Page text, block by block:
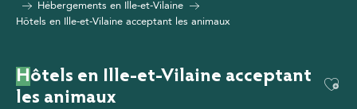
Hébergements en Ille-et-Vilaine
Hôtels en Ille-et-Vilaine acceptant les animaux
Hôtels en Ille-et-Vilaine acceptant
les animaux